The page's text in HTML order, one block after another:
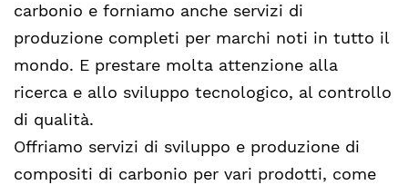
carbonio e forniamo anche servizi di
produzione completi per marchi noti in tutto il
mondo. E prestare molta attenzione alla
ricerca e allo sviluppo tecnologico, al controllo
di qualità.
Offriamo servizi di sviluppo e produzione di
compositi di carbonio per vari prodotti, come